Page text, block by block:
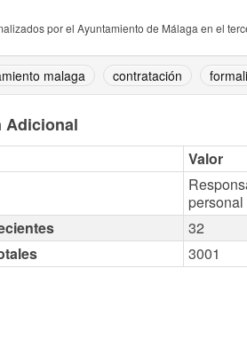
por el Ayuntamiento de Málaga en el
malaga contratación
Adicional
Valor
personal
32
3001